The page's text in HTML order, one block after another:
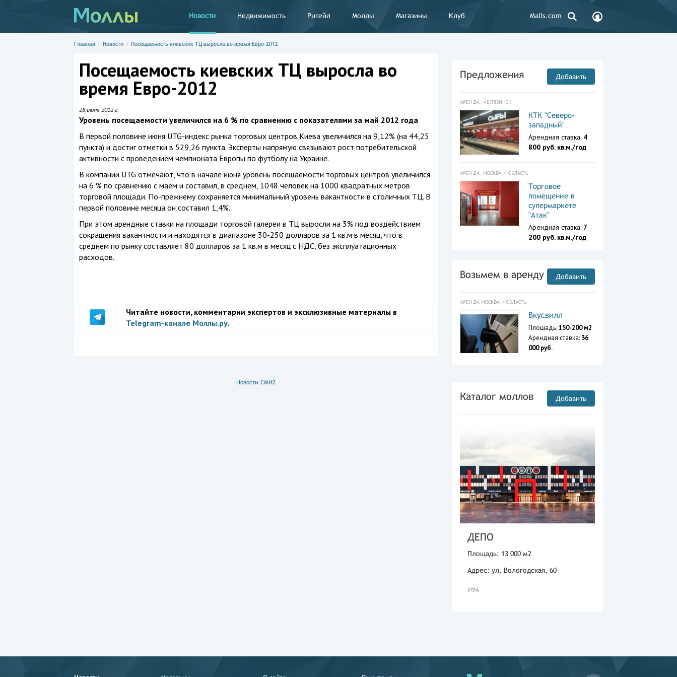
Новости Недвижимость Ритейл Моллы Магазины Клуб Malls.com
Главная Новости Посещаемость киевских ТЦ выросла во время Евро-2012
Посещаемость киевских ТЦ выросла во
время Евро-2012
28 июня 2012 г.
Уровень посещаемости увеличился на 6 % по сравнению с показателями за май 2012 года
В первой половине июня UTG-индекс рынка торговых центров Киева увеличился на 9,12% (на 44,25
пункта) и достиг отметки в 529,26 пункта. Эксперты напрямую связывают рост потребительской
активности с проведением чемпионата Европы по футболу на Украине.
В компании UTG отмечают, что в начале июня уровень посещаемости торговых центров увеличился
на 6 % по сравнению с маем и составил, в среднем, 1048 человек на 1000 квадратных метров
торговой площади. По-прежнему сохраняется минимальный уровень вакантности в столичных ТЦ. В
первой половине месяца он составил 1,4%.
При этом арендные ставки на площади торговой галереи в ТЦ выросли на 3% под воздействием
сокращения вакантности и находятся в диапазоне 30-250 долларов за 1 кв.м в месяц, что в
среднем по рынку составляет 80 долларов за 1 кв.м в месяц с НДС, без эксплуатационных
расходов.
Читайте новости, комментарии экспертов и эксклюзивные материалы в
Telegram-канале Моллы.ру.
Новости СМИ2
Предложения Добавить
АРЕНДА , ЧЕЛЯБИНСК
КТК "Северо-
западный"
Арендная ставка: 4
800 руб. кв.м./год
АРЕНДА , МОСКВА И ОБЛАСТЬ
Торговое
помещение в
супермаркете
"Атак"
Арендная ставка: 7
200 руб. кв.м./год
Возьмем в аренду Добавить
АРЕНДА МОСКВА И ОБЛАСТЬ
Вкусвилл
Площадь:150-200 м2
Арендная ставка: 36
000 руб.
Каталог моллов Добавить
ДЕПО
Площадь: 13 000 м2
Адрес: ул. Вологодская, 60
УФА